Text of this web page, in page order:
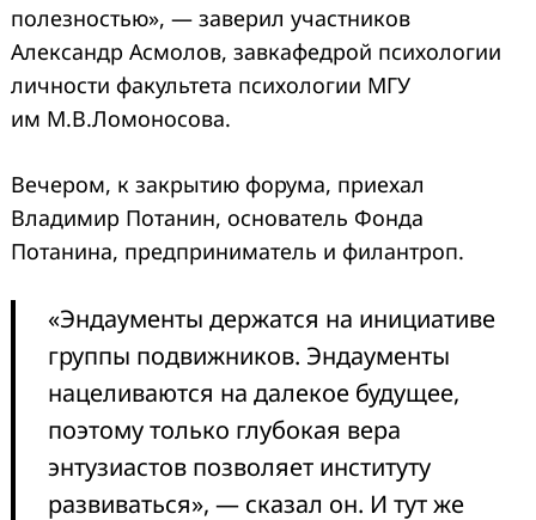
полезностью», — заверил участников
Александр Асмолов, завкафедрой психологии
личности факультета психологии МГУ
им М.В.Ломоносова.
Вечером, к закрытию форума, приехал
Владимир Потанин, основатель Фонда
Потанина, предприниматель и филантроп.
«Эндаументы держатся на инициативе
группы подвижников. Эндаументы
нацеливаются на далекое будущее,
поэтому только глубокая вера
энтузиастов позволяет институту
развиваться», — сказал он. И тут же